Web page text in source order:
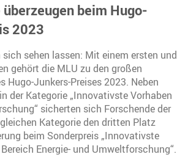
beim Hugo-
2023
sehen lassen: Mit einem ersten und
gehört die MLU zu den großen
Hugo-Junkers-Preises 2023. Neben
der Kategorie „Innovativste Vorhaben
sicherten sich Forschende der
Kategorie den dritten Platz
beim Sonderpreis „Innovativste
Energie- und Umweltforschung“.